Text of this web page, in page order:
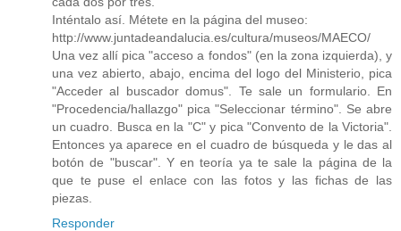
Inténtalo así. Métete en la página del museo:
http://www.juntadeandalucia.es/cultura/museos/MAECO/
Una vez allí pica "acceso a fondos" (en la zona izquierda), y
una vez abierto, abajo, encima del logo del Ministerio, pica
"Acceder al buscador domus". Te sale un formulario. En
"Procedencia/hallazgo" pica "Seleccionar término". Se abre
un cuadro. Busca en la "C" y pica "Convento de la Victoria".
Entonces ya aparece en el cuadro de búsqueda y le das al
botón de "buscar". Y en teoría ya te sale la página de la
que te puse el enlace con las fotos y las fichas de las
piezas.
Responder